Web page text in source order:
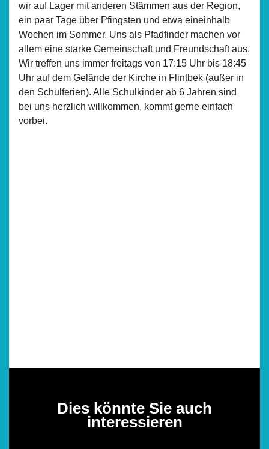
wir auf Lager mit anderen Stämmen aus der Region,
ein paar Tage über Pfingsten und etwa eineinhalb
Wochen im Sommer. Uns als Pfadfinder machen vor
allem eine starke Gemeinschaft und Freundschaft aus.
Wir treffen uns immer freitags von 17:15 Uhr bis 18:45
Uhr auf dem Gelände der Kirche in Flintbek (außer in
den Schulferien). Alle Schulkinder ab 6 Jahren sind
bei uns herzlich willkommen, kommt gerne einfach
vorbei.
Dies könnte Sie auch
interessieren